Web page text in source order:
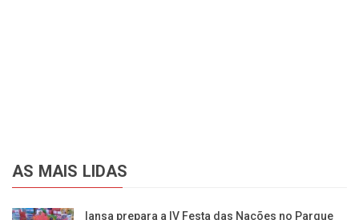
AS MAIS LIDAS
Iansa prepara a IV Festa das Nações no Parque